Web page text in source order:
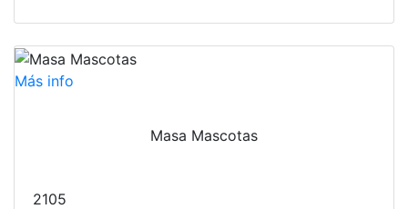
Más info
Masa Mascotas
2105